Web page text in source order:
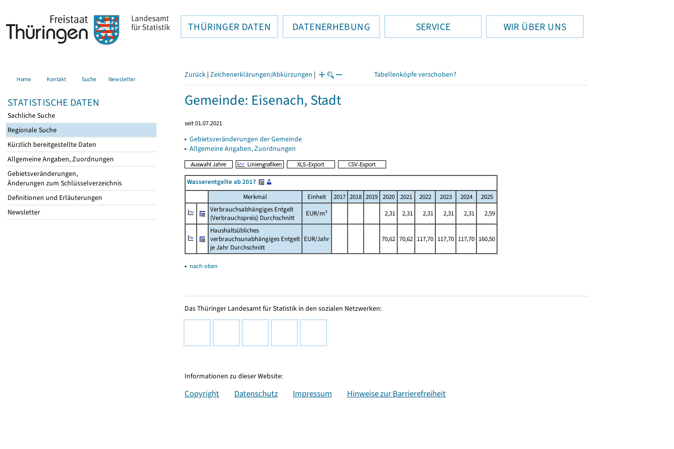
THÜRINGER DATEN DATENERHEBUNG SERVICE WIR ÜBER UNS
Home Kontakt Suche Newsletter
STATISTISCHE DATEN
Sachliche Suche
Regionale Suche
Kürzlich bereitgestellte Daten
Allgemeine Angaben, Zuordnungen
Gebietsveränderungen,
Änderungen zum Schlüsselverzeichnis
Definitionen und Erläuterungen
Newsletter
Zurück | Zeichenerklärungen/Abkürzungen | Tabellenköpfe verschoben?
Gemeinde: Eisenach, Stadt
seit 01.07.2021
▸ Gebietsveränderungen der Gemeinde
▸ Allgemeine Angaben, Zuordnungen
Wasserentgelte ab 2017
Merkmal
Einheit 2017 2018 2019 2020 2021 2022 2023 2024
2025
Verbrauchsabhängiges Entgelt
(Verbrauchspreis) Durchschnitt
EUR/m³ 2,31 2,31 2,31 2,31 2,31
2,59
Haushaltsübliches
verbrauchsunabhängiges Entgelt
je Jahr Durchschnitt
EUR/Jahr 70,62 70,62 117,70 117,70 117,70 160,50
▴ nach oben
Das Thüringer Landesamt für Statistik in den sozialen Netzwerken:
Informationen zu dieser Website:
Copyright Datenschutz Impressum Hinweise zur Barrierefreiheit